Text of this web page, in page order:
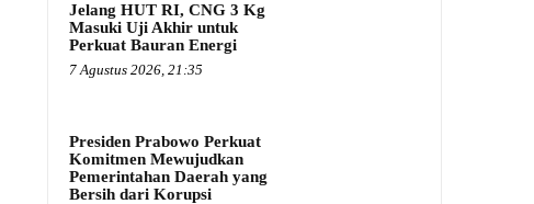
Jelang HUT RI, CNG 3 Kg
Masuki Uji Akhir untuk
Perkuat Bauran Energi
7 Agustus 2026, 21:35
Presiden Prabowo Perkuat
Komitmen Mewujudkan
Pemerintahan Daerah yang
Bersih dari Korupsi